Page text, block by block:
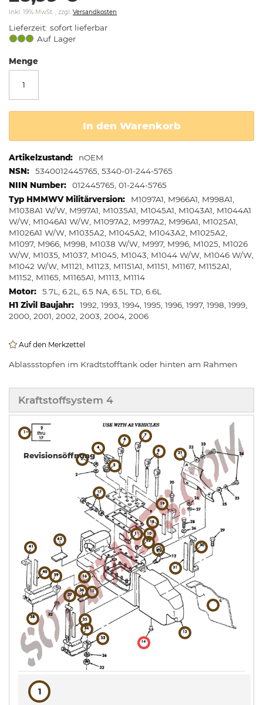
springen
Inkl. 19% MwSt. , zzgl. Versandkosten
Lieferzeit sofort lieferbar
Auf Lager
Menge
In den Warenkorb
Weitere
Informationen
nOEM
5340012445765, 5340-01-244-5765
012445765, 01-244-5765
M1097A1, M966A1, M998A1,
M1038A1 W/W, M997A1, M1035A1, M1045A1, M1043A1, M1044A1
W/W, M1046A1 W/W, M1097A2, M997A2, M996A1, M1025A1,
M1026A1 W/W, M1035A2, M1045A2, M1043A2, M1025A2,
M1097, M966, M998, M1038 W/W, M997, M996, M1025, M1026
W/W, M1035, M1037, M1045, M1043, M1044 W/W, M1046 W/W,
M1042 W/W, M1121, M1123, M1151A1, M1151, M1167, M1152A1,
M1152, M1165, M1165A1, M1113, M1114
5.7L, 6.2L, 6.5 NA, 6.5L TD, 6.6L
1992, 1993, 1994, 1995, 1996, 1997, 1998, 1999,
2000, 2001, 2002, 2003, 2004, 2006
Auf den Merkzettel
Ablassstopfen im Kradtstofftank oder hinten am Rahmen
Kraftstoffsystem 4
Revisionsöffnung
1